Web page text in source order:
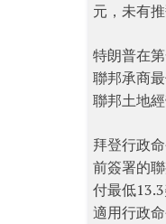
元，未有
特朗普在
聯邦承商
聯邦土地
拜登行政
前簽署的
付最低
適用行政